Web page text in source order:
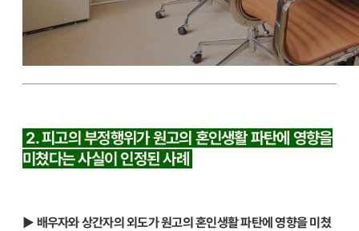
2. 피고의 부정행위가 원고의 혼인생활 파탄에 영향을
미쳤다는 사실이 인정된 사례
▶ 배우자와 상간자의 외도가 원고의 혼인생활 파탄에 영향을 미쳤